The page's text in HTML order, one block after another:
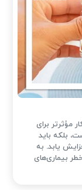
مؤثرتر برای
بلکه باید
یابد. به
بیماری‌های